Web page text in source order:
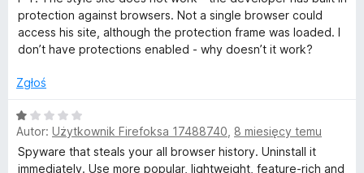
5
e
n
a
1
5
protection against browsers. Not a single browser could
access his site, although the protection frame was loaded. I
don’t have protections enabled - why doesn’t it work?
Zgłoś
O
c
e
n
Autor: Użytkownik Firefoksa 17488740 8 miesięcy temu
Spyware that steals your all browser history. Uninstall it
immediately. Use more popular, lightweight, feature-rich and